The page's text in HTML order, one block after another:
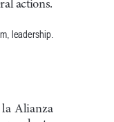
leadership.
Alianza